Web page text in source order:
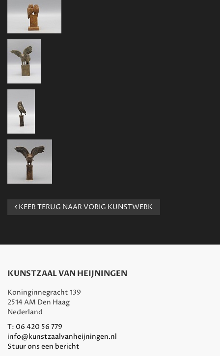
KEER TERUG NAAR VORIG KUNSTWERK
KUNSTZAAL VAN HEIJNINGEN
Koninginnegracht 139
2514 AM Den Haag
Nederland
T: 06 420 56 779
info@kunstzaalvanheijningen.nl
Stuur ons een bericht